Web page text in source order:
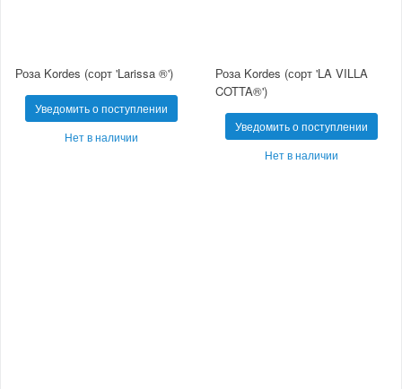
Роза Kordes (сорт 'Larissa ®')
Уведомить о поступлении
Нет в наличии
Роза Kordes (сорт 'LA VILLA
COTTA®')
Уведомить о поступлении
Нет в наличии